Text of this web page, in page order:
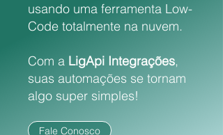
usando uma ferramenta Low-
Code totalmente na nuvem.
Com a LigApi Integrações,
suas automações se tornam
algo super simples!
Fale Conosco